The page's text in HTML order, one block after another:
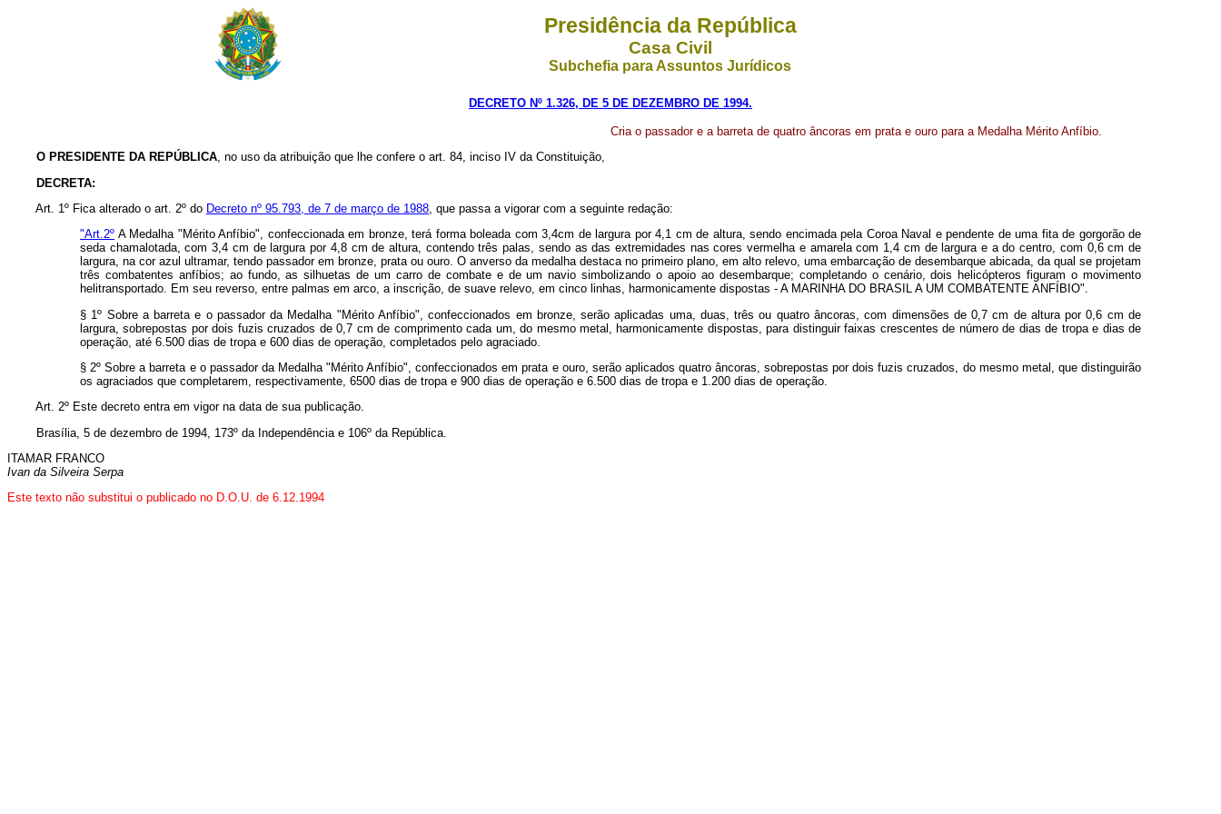
Presidência da República
Casa Civil
Subchefia para Assuntos Jurídicos
DECRETO Nº 1.326, DE 5 DE DEZEMBRO DE 1994.
Cria o passador e a barreta de quatro âncoras em prata e ouro para a Medalha Mérito Anfíbio.
O PRESIDENTE DA REPÚBLICA, no uso da atribuição que lhe confere o art. 84, inciso IV da Constituição,
DECRETA:
Art. 1º Fica alterado o art. 2º do Decreto nº 95.793, de 7 de março de 1988 , que passa a vigorar com a seguinte redação:
"Art.2º A Medalha "Mérito Anfíbio", confeccionada em bronze, terá forma boleada com 3,4cm de largura por 4,1 cm de altura, sendo encimada pela Coroa Naval e pendente de uma fita de gorgorão de
seda chamalotada, com 3,4 cm de largura por 4,8 cm de altura, contendo três palas, sendo as das extremidades nas cores vermelha e amarela com 1,4 cm de largura e a do centro, com 0,6 cm de
largura, na cor azul ultramar, tendo passador em bronze, prata ou ouro. O anverso da medalha destaca no primeiro plano, em alto relevo, uma embarcação de desembarque abicada, da qual se projetam
três combatentes anfíbios; ao fundo, as silhuetas de um carro de combate e de um navio simbolizando o apoio ao desembarque; completando o cenário, dois helicópteros figuram o movimento
helitransportado. Em seu reverso, entre palmas em arco, a inscrição, de suave relevo, em cinco linhas, harmonicamente dispostas - A MARINHA DO BRASIL A UM COMBATENTE ANFÍBIO".
§ 1º Sobre a barreta e o passador da Medalha "Mérito Anfíbio", confeccionados em bronze, serão aplicadas uma, duas, três ou quatro âncoras, com dimensões de 0,7 cm de altura por 0,6 cm de
largura, sobrepostas por dois fuzis cruzados de 0,7 cm de comprimento cada um, do mesmo metal, harmonicamente dispostas, para distinguir faixas crescentes de número de dias de tropa e dias de
operação, até 6.500 dias de tropa e 600 dias de operação, completados pelo agraciado.
§ 2º Sobre a barreta e o passador da Medalha "Mérito Anfíbio", confeccionados em prata e ouro, serão aplicados quatro âncoras, sobrepostas por dois fuzis cruzados, do mesmo metal, que distinguirão
os agraciados que completarem, respectivamente, 6500 dias de tropa e 900 dias de operação e 6.500 dias de tropa e 1.200 dias de operação.
Art. 2º Este decreto entra em vigor na data de sua publicação.
Brasília, 5 de dezembro de 1994, 173º da Independência e 106º da República.
ITAMAR FRANCO
Ivan da Silveira Serpa
Este texto não substitui o publicado no D.O.U. de 6.12.1994